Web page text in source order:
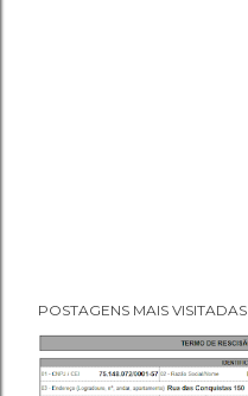
POSTAGENS MAIS VISITADAS